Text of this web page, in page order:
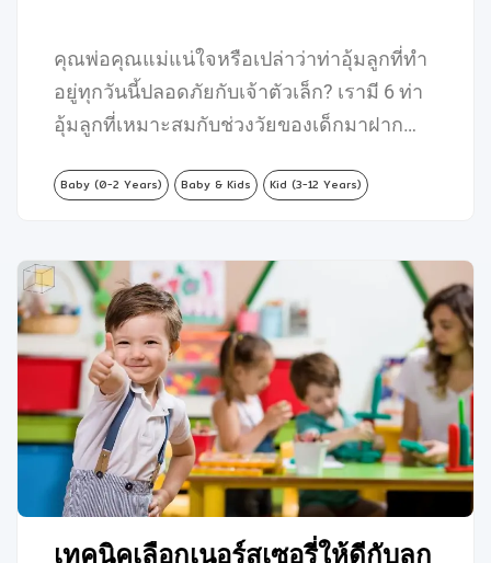
คุณพ่อคุณแม่แน่ใจหรือเปล่าว่าท่าอุ้มลูกที่ทำ
อยู่ทุกวันนี้ปลอดภัยกับเจ้าตัวเล็ก? เรามี 6 ท่า
อุ้มลูกที่เหมาะสมกับช่วงวัยของเด็กมาฝาก…
Baby (0-2 Years) Baby & Kids Kid (3-12 Years)
เทคนิคเลือกเนอร์สเซอรี่ให้ดีกับลูก